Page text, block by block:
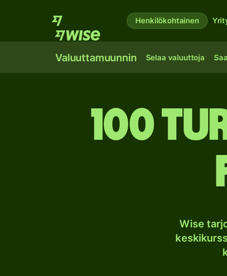
Henkilökohtainen
Valuuttamuunnin Selaa valuuttoja
100
Wise